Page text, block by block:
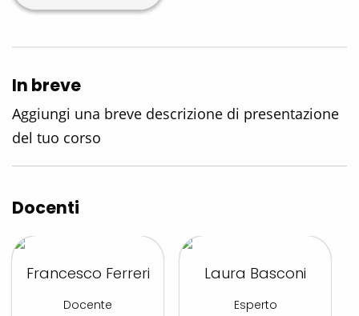
In breve
Aggiungi una breve descrizione di presentazione
del tuo corso
Docenti
Francesco Ferreri
Docente
Laura Basconi
Esperto